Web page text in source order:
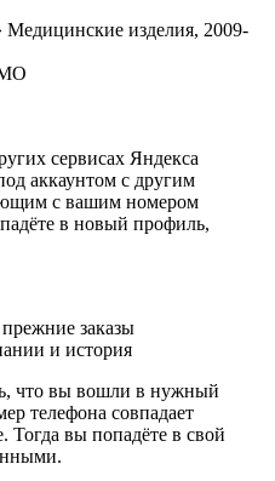
изделия, 2009-
сервисах Яндекса
аккаунтом с другим
с вашим номером
в новый профиль,
заказы
и история
что вы вошли в нужный
телефона совпадает
вы попадёте в свой